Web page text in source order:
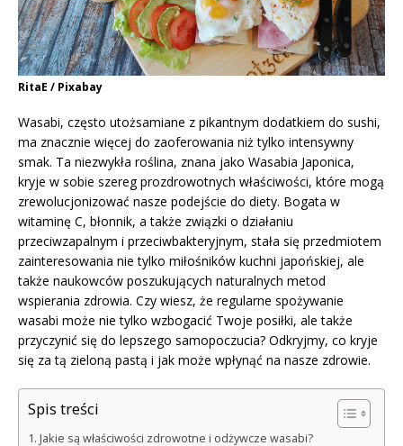
RitaE / Pixabay
Wasabi, często utożsamiane z pikantnym dodatkiem do sushi,
ma znacznie więcej do zaoferowania niż tylko intensywny
smak. Ta niezwykła roślina, znana jako Wasabia Japonica,
kryje w sobie szereg prozdrowotnych właściwości, które mogą
zrewolucjonizować nasze podejście do diety. Bogata w
witaminę C, błonnik, a także związki o działaniu
przeciwzapalnym i przeciwbakteryjnym, stała się przedmiotem
zainteresowania nie tylko miłośników kuchni japońskiej, ale
także naukowców poszukujących naturalnych metod
wspierania zdrowia. Czy wiesz, że regularne spożywanie
wasabi może nie tylko wzbogacić Twoje posiłki, ale także
przyczynić się do lepszego samopoczucia? Odkryjmy, co kryje
się za tą zieloną pastą i jak może wpłynąć na nasze zdrowie.
Spis treści
Jakie są właściwości zdrowotne i odżywcze wasabi?